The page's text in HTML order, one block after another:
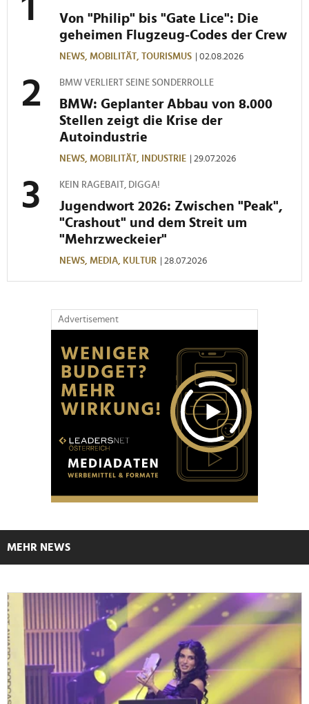
Von "Philip" bis "Gate Lice": Die
geheimen Flugzeug-Codes der Crew
NEWS, MOBILITÄT, TOURISMUS | 02.08.2026
BMW VERLIERT SEINE SONDERROLLE
BMW: Geplanter Abbau von 8.000
Stellen zeigt die Krise der
Autoindustrie
NEWS, MOBILITÄT, INDUSTRIE | 29.07.2026
KEIN RAGEBAIT, DIGGA!
Jugendwort 2026: Zwischen "Peak",
"Crashout" und dem Streit um
"Mehrzweckeier"
NEWS, MEDIA, KULTUR | 28.07.2026
Advertisement
MEHR NEWS